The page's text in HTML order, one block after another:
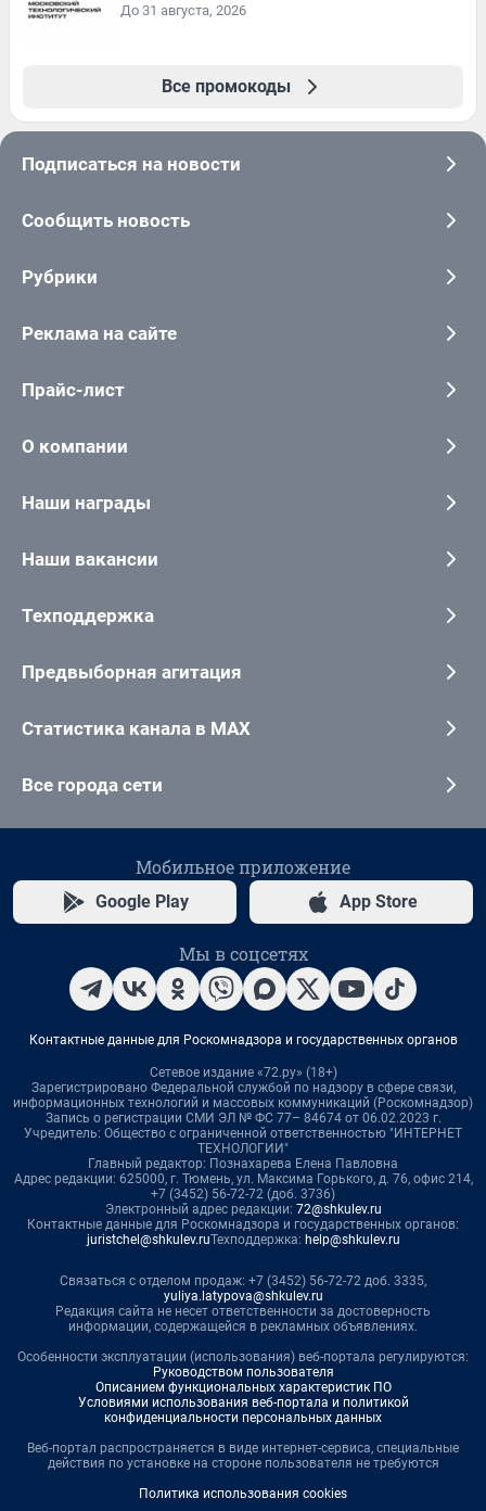
До 31 августа, 2026
Все промокоды
Подписаться на новости
Сообщить новость
Рубрики
Реклама на сайте
Прайс-лист
О компании
Наши награды
Наши вакансии
Техподдержка
Предвыборная агитация
Статистика канала в MAX
Все города сети
Мобильное приложение
Google Play App Store
Мы в соцсетях
Контактные данные для Роскомнадзора и государственных органов
Сетевое издание «72.ру» (18+)
Зарегистрировано Федеральной службой по надзору в сфере связи,
информационных технологий и массовых коммуникаций (Роскомнадзор)
Запись о регистрации СМИ ЭЛ № ФС 77– 84674 от 06.02.2023 г.
Учредитель: Общество с ограниченной ответственностью "ИНТЕРНЕТ
ТЕХНОЛОГИИ"
Главный редактор: Познахарева Елена Павловна
Адрес редакции: 625000, г. Тюмень, ул. Максима Горького, д. 76, офис 214,
+7 (3452) 56-72-72 (доб. 3736)
Электронный адрес редакции: 72@shkulev.ru
Контактные данные для Роскомнадзора и государственных органов:
juristchel@shkulev.ruТехподдержка: help@shkulev.ru
Связаться с отделом продаж: +7 (3452) 56-72-72 доб. 3335,
yuliya.latypova@shkulev.ru
Редакция сайта не несет ответственности за достоверность
информации, содержащейся в рекламных объявлениях.
Особенности эксплуатации (использования) веб-портала регулируются:
Руководством пользователя
Описанием функциональных характеристик ПО
Условиями использования веб-портала и политикой
конфиденциальности персональных данных
Веб-портал распространяется в виде интернет-сервиса, специальные
действия по установке на стороне пользователя не требуются
Политика использования cookies